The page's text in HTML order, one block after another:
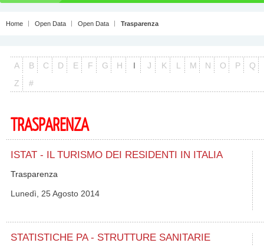
Home Open Data Open Data Trasparenza
A B C D E F G H I J K L M N O P
Q
Z
#
TRASPARENZA
ISTAT - IL TURISMO DEI RESIDENTI IN ITALIA
Trasparenza
Lunedì, 25 Agosto 2014
STATISTICHE PA - STRUTTURE SANITARIE